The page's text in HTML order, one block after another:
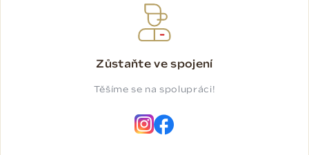
Zůstaňte ve spojení
Těšíme se na spolupráci!